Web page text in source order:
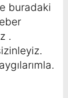
buradaki
.